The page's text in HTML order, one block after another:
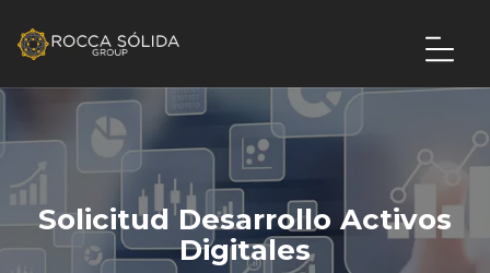
Solicitud Desarrollo Activos
Digitales